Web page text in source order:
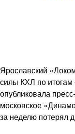
Ярославский
силы КХЛ по итогам
опубликовала
московское
за неделю потерял